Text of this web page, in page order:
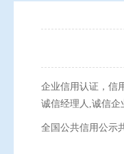
企业信用认证，信
诚信经理人,诚信企
全国公共信用公示